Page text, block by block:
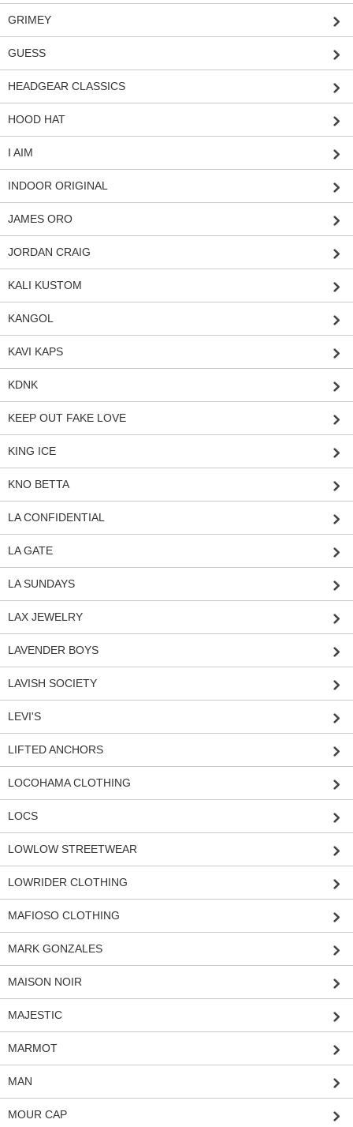
GRIMEY
GUESS
HEADGEAR CLASSICS
HOOD HAT
I AIM
INDOOR ORIGINAL
JAMES ORO
JORDAN CRAIG
KALI KUSTOM
KANGOL
KAVI KAPS
KDNK
KEEP OUT FAKE LOVE
KING ICE
KNO BETTA
LA CONFIDENTIAL
LA GATE
LA SUNDAYS
LAX JEWELRY
LAVENDER BOYS
LAVISH SOCIETY
LEVI'S
LIFTED ANCHORS
LOCOHAMA CLOTHING
LOCS
LOWLOW STREETWEAR
LOWRIDER CLOTHING
MAFIOSO CLOTHING
MARK GONZALES
MAISON NOIR
MAJESTIC
MARMOT
MAN
MOUR CAP